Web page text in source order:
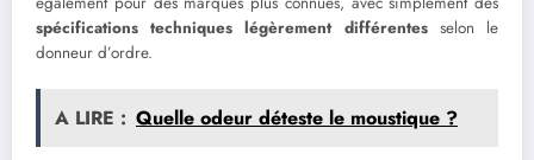
spécifications techniques légèrement différentesselon le
donneur d’ordre.
A LIRE : Quelle odeur déteste le moustique ?